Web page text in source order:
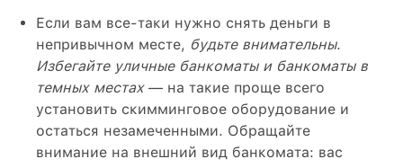
Если вам все-таки нужно снять деньги в
непривычном месте, будьте внимательны.
Избегайте уличные банкоматы и банкоматы в
темных местах— на такие проще всего
установить скимминговое оборудование и
остаться незамеченными. Обращайте
внимание на внешний вид банкомата: вас